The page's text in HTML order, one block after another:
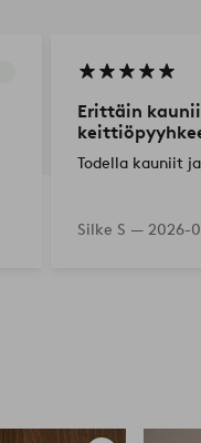
Erittäin
Todella kauniit
Silke S — 2026-